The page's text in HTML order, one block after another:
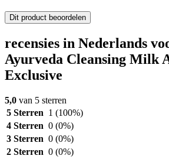
Dit product beoordelen
recensies in Nederlands
Ayurveda Cleansing Milk
Exclusive
5,0 van 5 sterren
5 Sterren 1 (100%)
4 Sterren 0 (0%)
3 Sterren 0 (0%)
2 Sterren 0 (0%)